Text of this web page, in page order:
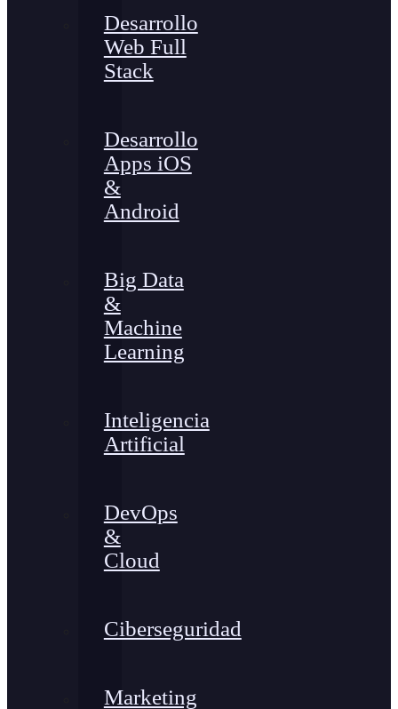
Desarrollo
Web Full
Stack
Desarrollo
Apps iOS
&
Android
Big Data
&
Machine
Learning
Inteligencia
Artificial
DevOps
&
Cloud
Ciberseguridad
Marketing